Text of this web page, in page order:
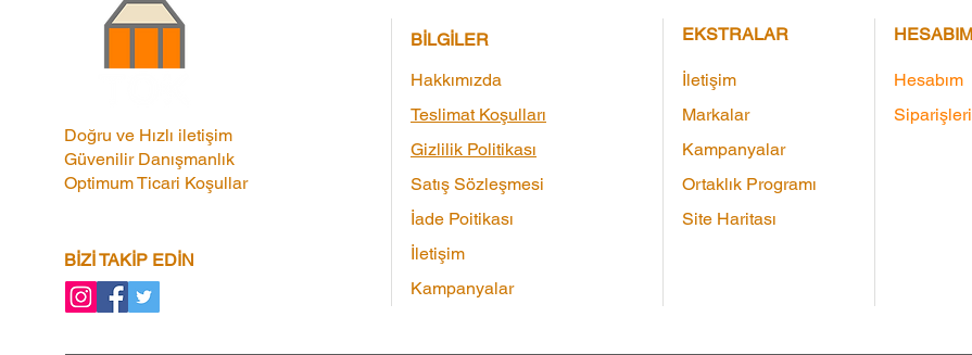
Doğru ve Hızlı iletişim
Güvenilir Danışmanlık
Optimum Ticari Koşullar
BİZİ TAKİP EDİN
BİLGİLER
Hakkımızda
Teslimat Koşulları
Gizlilik Politikası
Satış Sözleşmesi
İade Poitikası
İletişim
Kampanyalar
EKSTRALAR
İletişim
Markalar
Kampanyalar
Ortaklık Programı
Site Haritası
HESABIM
Hesabım